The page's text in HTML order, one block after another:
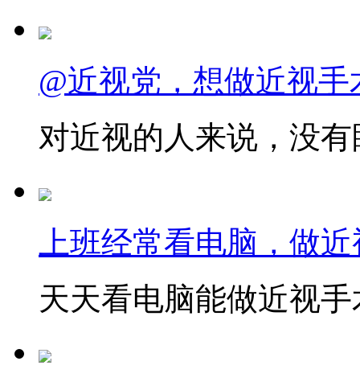
@近视党，想做近视
对近视的人来说，没
上班经常看电脑，做
天天看电脑能做近视